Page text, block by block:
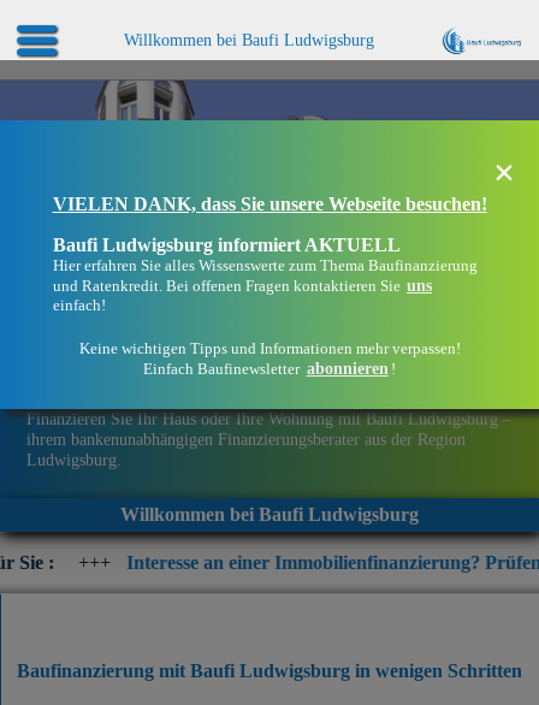
Willkommen bei Baufi Ludwigsburg
Finanzieren Sie Ihr Haus oder Ihre Wohnung mit Baufi Ludwigsburg –
ihrem bankenunabhängigen Finanzierungsberater aus der Region
Ludwigsburg.
Willkommen bei Baufi Ludwigsburg
Interesse an einer Immobilienfinanzierung? Prüfen Sie jetzt
×
VIELEN DANK, dass Sie unsere Webseite besuchen!
Baufi Ludwigsburg informiert AKTUELL
Hier erfahren Sie alles Wissenswerte zum Thema Baufinanzierung
und Ratenkredit. Bei offenen Fragen kontaktieren Sie uns
einfach!
Keine wichtigen Tipps und Informationen mehr verpassen!
Einfach Baufinewsletter abonnieren !
Baufinanzierung mit Baufi Ludwigsburg in wenigen Schritten